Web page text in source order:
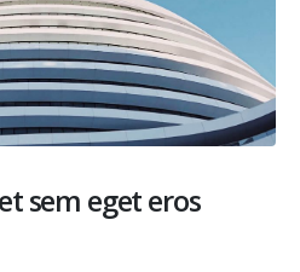
sem eget eros